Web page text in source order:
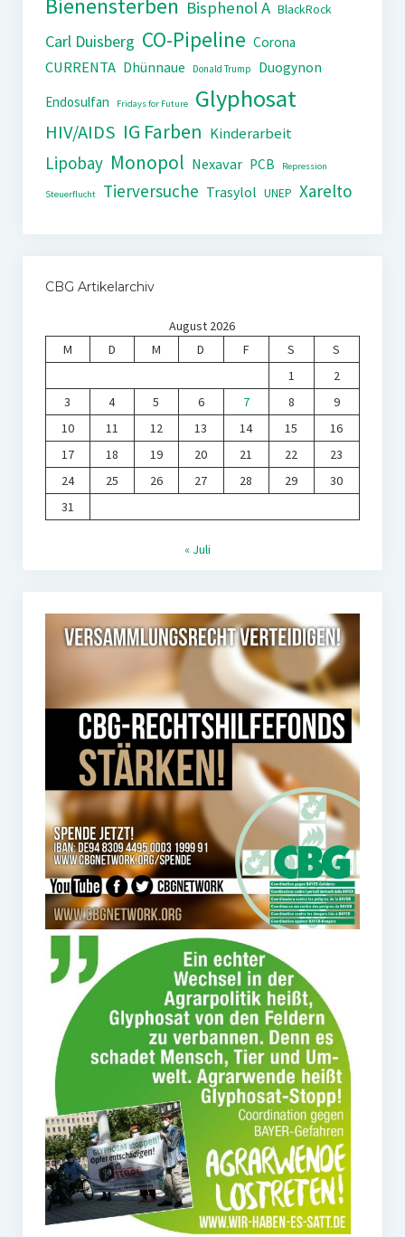
Bienensterben Bisphenol A BlackRock
Carl Duisberg CO-Pipeline Corona
CURRENTA Dhünnaue Donald Trump
Duogynon
Endosulfan
Fridays for Future Glyphosat
HIV/AIDS IG Farben Kinderarbeit
Lipobay Monopol Nexavar PCB Repression
Steuerflucht Tierversuche Trasylol UNEP Xarelto
CBG Artikelarchiv
August 2026
M
D M D F S
S
1
2
3
4 5 6 7 8
9
10
11 12 13 14 15
16
17
18 19 20 21 22
23
24
25 26 27 28 29
30
31
« Juli